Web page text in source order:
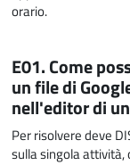
orario.
E01. Come
un file di
nell'editor di
Per risolvere deve
sulla singola attività,